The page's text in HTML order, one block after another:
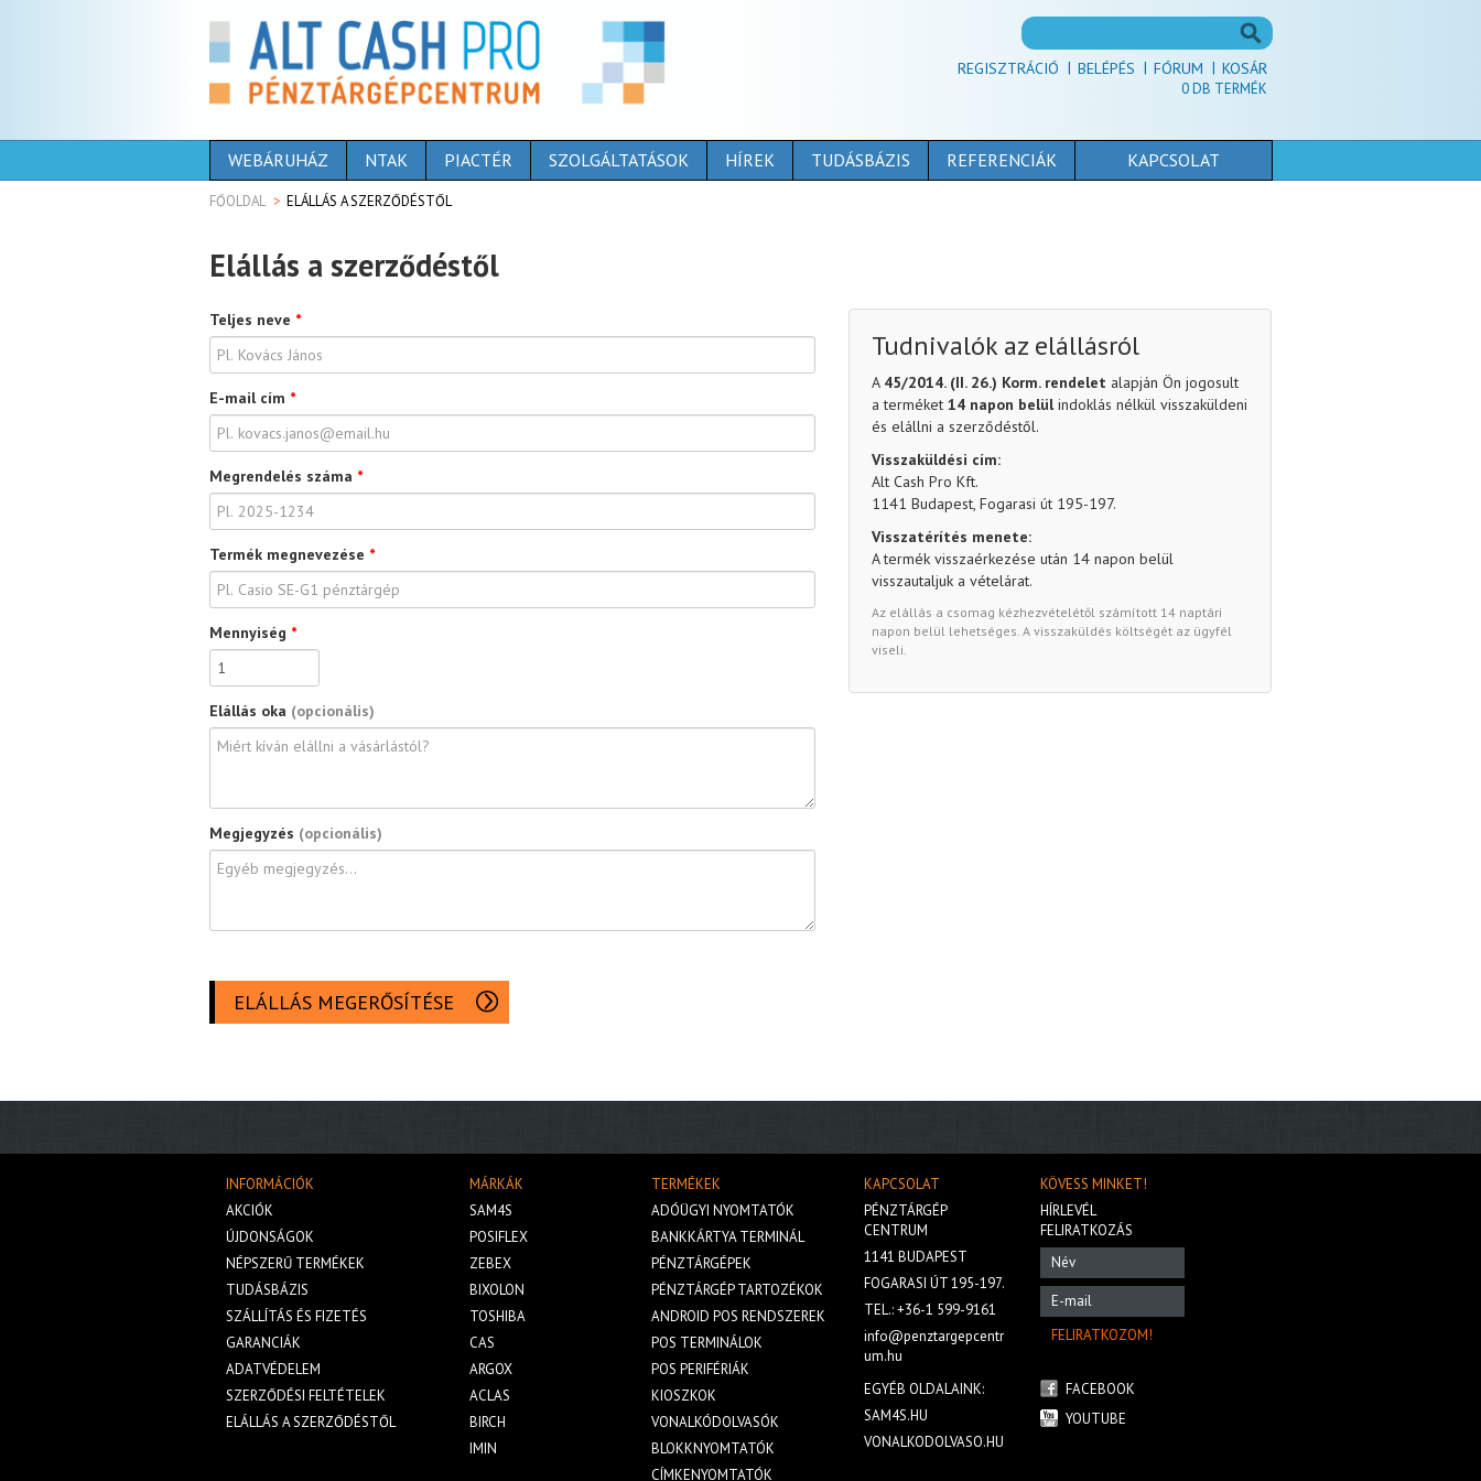
REGISZTRÁCIÓ BELÉPÉS FÓRUM KOSÁR
0DB TERMÉK
WEBÁRUHÁZ NTAK PIACTÉR SZOLGÁLTATÁSOK HÍREK TUDÁSBÁZIS REFERENCIÁK KAPCSOLAT
FŐOLDAL ELÁLLÁS A SZERZŐDÉSTŐL
Elállás a szerződéstől
Teljes neve *
E-mail cím *
Megrendelés száma *
Termék megnevezése *
Mennyiség *
Elállás oka (opcionális)
Megjegyzés (opcionális)
ELÁLLÁS MEGERŐSÍTÉSE
Tudnivalók az elállásról
A 45/2014. (II. 26.) Korm. rendelet alapján Ön jogosult
a terméket 14 napon belülindoklás nélkül visszaküldeni
és elállni a szerződéstől.
Visszaküldési cím:
Alt Cash Pro Kft.
1141 Budapest, Fogarasi út 195-197.
Visszatérítés menete:
A termék visszaérkezése után 14 napon belül
visszautaljuk a vételárat.
Az elállás a csomag kézhezvételétől számított 14 naptári
napon belül lehetséges. A visszaküldés költségét az ügyfél
viseli.
INFORMÁCIÓK
AKCIÓK
ÚJDONSÁGOK
NÉPSZERŰ TERMÉKEK
TUDÁSBÁZIS
SZÁLLÍTÁS ÉS FIZETÉS
GARANCIÁK
ADATVÉDELEM
SZERZŐDÉSI FELTÉTELEK
ELÁLLÁS A SZERZŐDÉSTŐL
MÁRKÁK
SAM4S
POSIFLEX
ZEBEX
BIXOLON
TOSHIBA
CAS
ARGOX
ACLAS
BIRCH
IMIN
TERMÉKEK
ADÓÜGYI NYOMTATÓK
BANKKÁRTYA TERMINÁL
PÉNZTÁRGÉPEK
PÉNZTÁRGÉP TARTOZÉKOK
ANDROID POS RENDSZEREK
POS TERMINÁLOK
POS PERIFÉRIÁK
KIOSZKOK
VONALKÓDOLVASÓK
BLOKKNYOMTATÓK
CÍMKENYOMTATÓK
KAPCSOLAT
PÉNZTÁRGÉP
CENTRUM
1141 BUDAPEST
FOGARASI ÚT 195-197.
TEL.:+36-1 599-9161
info@penztargepcentr
um.hu
EGYÉB OLDALAINK:
SAM4S.HU
VONALKODOLVASO.HU
KÖVESS MINKET!
HÍRLEVÉL
FELIRATKOZÁS
FACEBOOK
YOUTUBE